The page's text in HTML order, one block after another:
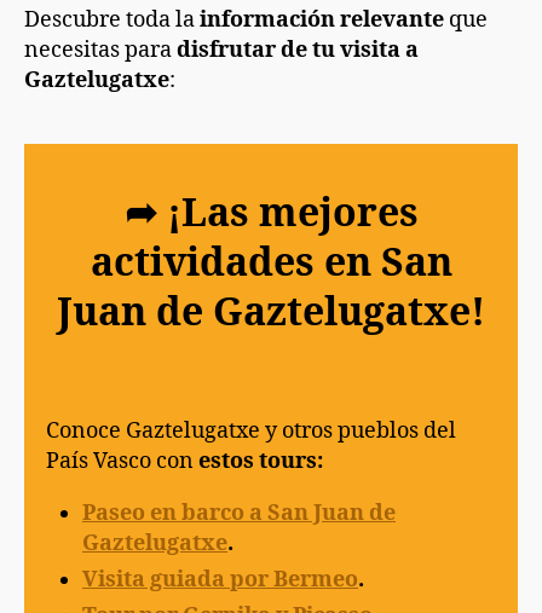
de
Gaztelugatxe
Descubre toda lainformación relevante que
necesitas paradisfrutar de tu visita a
Gaztelugatxe:
➦ ¡Las mejores
actividades en San
Juan de Gaztelugatxe!
Conoce Gaztelugatxe y otros pueblos del
País Vasco conestos tours:
Paseo en barco a San Juan de
Gaztelugatxe.
Visita guiada por Bermeo.